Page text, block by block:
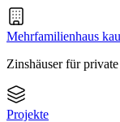
Mehrfamilienhaus
Zinshäuser für
Projekte